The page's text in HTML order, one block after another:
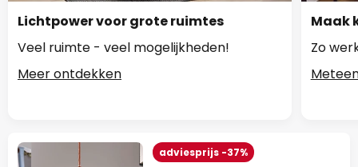
Lichtpower voor grote ruimtes
Veel ruimte - veel mogelijkheden!
Meer ontdekken
Maak
Zo
adviesprijs -37%